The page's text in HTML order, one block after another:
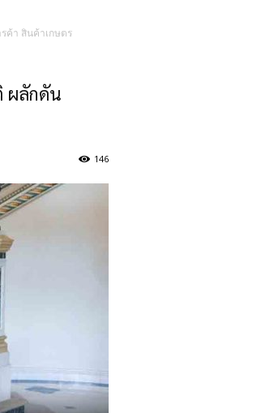
ค้า สินค้าเกษตร
ผลักดัน
146